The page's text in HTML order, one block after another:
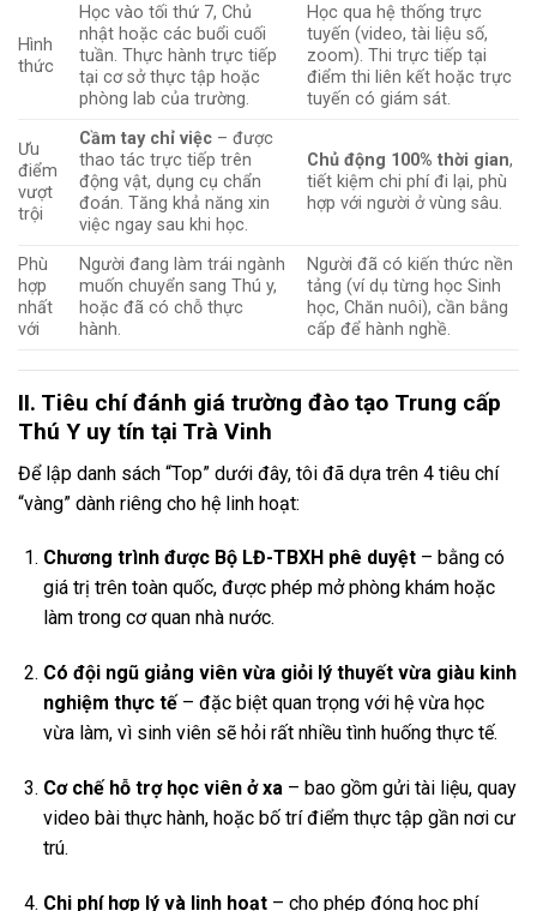
Hình
thức
Học vào tối thứ 7, Chủ
nhật hoặc các buổi cuối
tuần. Thực hành trực tiếp
tại cơ sở thực tập hoặc
phòng lab của trường.
Học qua hệ thống trực
tuyến (video, tài liệu số,
zoom). Thi trực tiếp tại
điểm thi liên kết hoặc trực
tuyến có giám sát.
Ưu
điểm
vượt
trội
Cầm tay chỉ việc – được
thao tác trực tiếp trên
động vật, dụng cụ chẩn
đoán. Tăng khả năng xin
việc ngay sau khi học.
Chủ động 100% thời gian,
tiết kiệm chi phí đi lại, phù
hợp với người ở vùng sâu.
Phù
hợp
nhất
với
Người đang làm trái ngành
muốn chuyển sang Thú y,
hoặc đã có chỗ thực
hành.
Người đã có kiến thức nền
tảng (ví dụ từng học Sinh
học, Chăn nuôi), cần bằng
cấp để hành nghề.
II. Tiêu chí đánh giá trường đào tạo Trung cấp
Thú Y uy tín tại Trà Vinh
Để lập danh sách “Top” dưới đây, tôi đã dựa trên 4 tiêu chí
“vàng” dành riêng cho hệ linh hoạt:
Chương trình được Bộ LĐ-TBXH phê duyệt– bằng có
giá trị trên toàn quốc, được phép mở phòng khám hoặc
làm trong cơ quan nhà nước.
Có đội ngũ giảng viên vừa giỏi lý thuyết vừa giàu kinh
nghiệm thực tế– đặc biệt quan trọng với hệ vừa học
vừa làm, vì sinh viên sẽ hỏi rất nhiều tình huống thực tế.
Cơ chế hỗ trợ học viên ở xa– bao gồm gửi tài liệu, quay
video bài thực hành, hoặc bố trí điểm thực tập gần nơi cư
trú.
Chi phí hợp lý và linh hoạt– cho phép đóng học phí